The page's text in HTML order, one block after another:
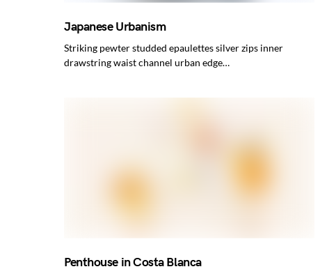
Japanese Urbanism
Striking pewter studded epaulettes silver zips inner
drawstring waist channel urban edge…
Penthouse in Costa Blanca